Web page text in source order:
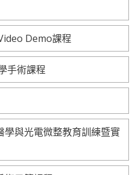
Demo課程
手術課程
學與光電微整教育訓練暨實